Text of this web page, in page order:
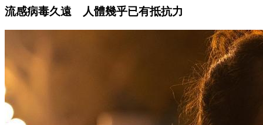
流感病毒久遠 人體幾乎已有抵抗力